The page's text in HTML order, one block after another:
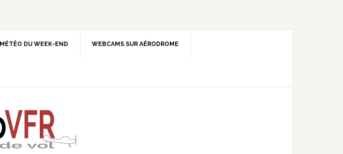
MÉTÉO DU WEEK-END WEBCAMS SUR AÉRODROME